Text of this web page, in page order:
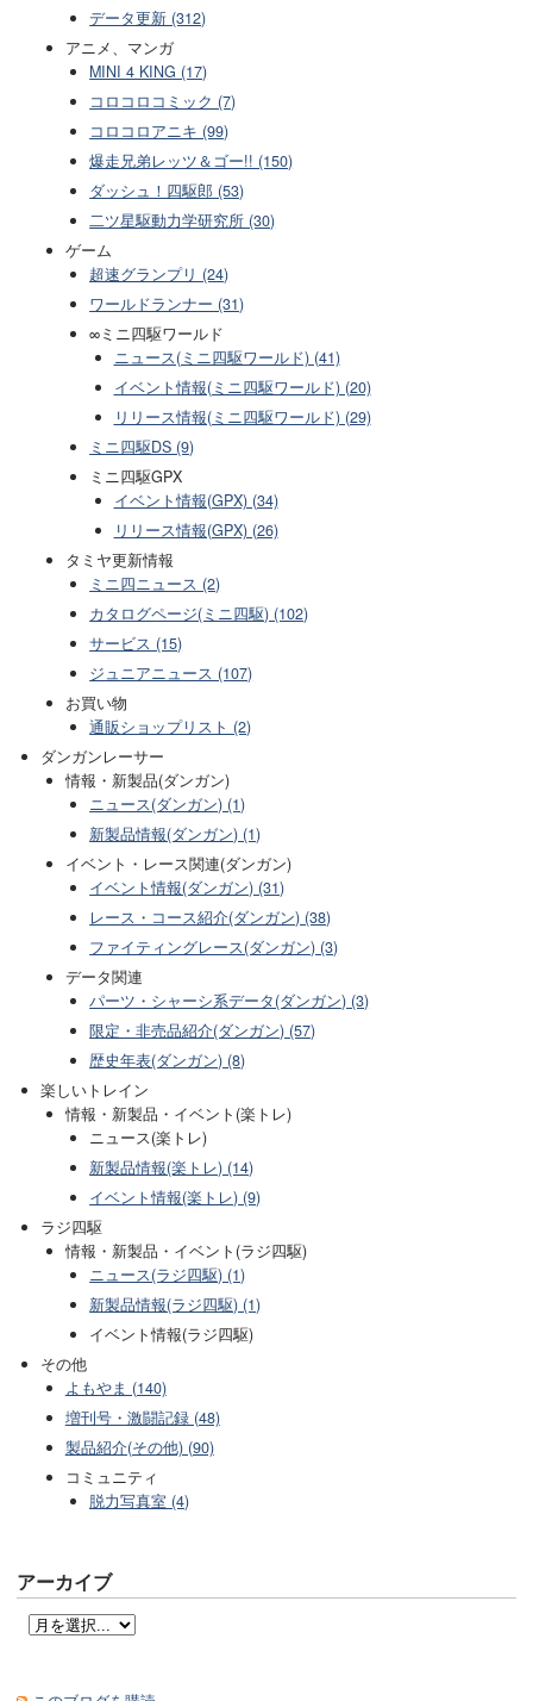
データ更新 (312)
アニメ、マンガ
MINI 4 KING (17)
コロコロコミック (7)
コロコロアニキ (99)
爆走兄弟レッツ＆ゴー!! (150)
ダッシュ！四駆郎 (53)
二ツ星駆動力学研究所 (30)
ゲーム
超速グランプリ (24)
ワールドランナー (31)
∞ミニ四駆ワールド
ニュース(ミニ四駆ワールド) (41)
イベント情報(ミニ四駆ワールド) (20)
リリース情報(ミニ四駆ワールド) (29)
ミニ四駆DS (9)
ミニ四駆GPX
イベント情報(GPX) (34)
リリース情報(GPX) (26)
タミヤ更新情報
ミニ四ニュース (2)
カタログページ(ミニ四駆) (102)
サービス (15)
ジュニアニュース (107)
お買い物
通販ショップリスト (2)
ダンガンレーサー
情報・新製品(ダンガン)
ニュース(ダンガン) (1)
新製品情報(ダンガン) (1)
イベント・レース関連(ダンガン)
イベント情報(ダンガン) (31)
レース・コース紹介(ダンガン) (38)
ファイティングレース(ダンガン) (3)
データ関連
パーツ・シャーシ系データ(ダンガン) (3)
限定・非売品紹介(ダンガン) (57)
歴史年表(ダンガン) (8)
楽しいトレイン
情報・新製品・イベント(楽トレ)
ニュース(楽トレ)
新製品情報(楽トレ) (14)
イベント情報(楽トレ) (9)
ラジ四駆
情報・新製品・イベント(ラジ四駆)
ニュース(ラジ四駆) (1)
新製品情報(ラジ四駆) (1)
イベント情報(ラジ四駆)
その他
よもやま (140)
増刊号・激闘記録 (48)
製品紹介(その他) (90)
コミュニティ
脱力写真室 (4)
アーカイブ